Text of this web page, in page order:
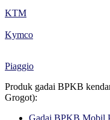
KTM
Kymco
Piaggio
Produk gadai BPKB
Grogot):